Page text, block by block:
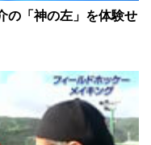
の「神の左」を体験せ